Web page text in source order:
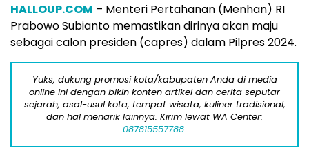
HALLOUP.COM – Menteri Pertahanan (Menhan) RI
Prabowo Subianto memastikan dirinya akan maju
sebagai calon presiden (capres) dalam Pilpres 2024.
Yuks, dukung promosi kota/kabupaten Anda di media
online ini dengan bikin konten artikel dan cerita seputar
sejarah, asal-usul kota, tempat wisata, kuliner tradisional,
dan hal menarik lainnya. Kirim lewat WA Center:
087815557788.